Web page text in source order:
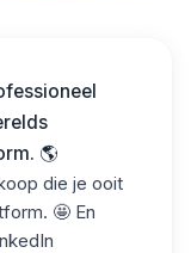
🌎
die je ooit
🤩 En